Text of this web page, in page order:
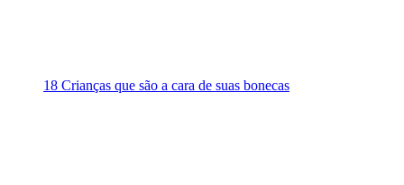
18 Crianças que são a cara de suas bonecas